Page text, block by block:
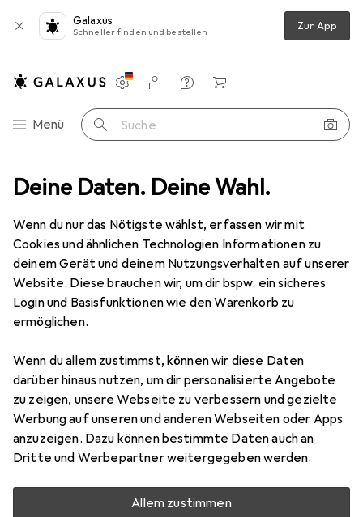
Deine Daten. Deine Wahl.
Wenn du nur das Nötigste wählst, erfassen wir mit
Cookies und ähnlichen Technologien Informationen zu
deinem Gerät und deinem Nutzungsverhalten auf unserer
Website. Diese brauchen wir, um dir bspw. ein sicheres
Login und Basisfunktionen wie den Warenkorb zu
ermöglichen.
Wenn du allem zustimmst, können wir diese Daten
darüber hinaus nutzen, um dir personalisierte Angebote
zu zeigen, unsere Webseite zu verbessern und gezielte
Werbung auf unseren und anderen Webseiten oder Apps
anzuzeigen. Dazu können bestimmte Daten auch an
Dritte und Werbepartner weitergegeben werden.
Allem zustimmen
Galaxus
Schneller finden und bestellen Zur App
Navigation nach Kategorien
Menü Suche
Einstellungen
Kundenkonto
Vergleichslisten
Merklisten
Warenkorb
Couchtisch + Beistelltisch VCM Kobila
VCMKobila
Zubehör für VCM Kobila
Hier findest du passendes Zubehör zum Produkt VCM
Kobila.
Relevanz
Produktliste